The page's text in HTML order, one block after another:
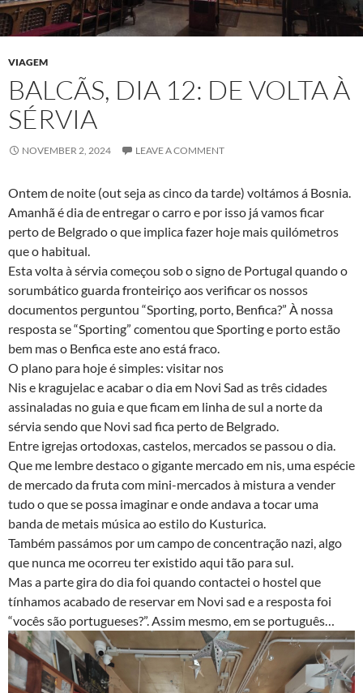
VIAGEM
BALCÃS, DIA 12: DE VOLTA À
SÉRVIA
NOVEMBER 2, 2024 LEAVE A COMMENT
Ontem de noite (out seja as cinco da tarde) voltámos á Bosnia.
Amanhã é dia de entregar o carro e por isso já vamos ficar
perto de Belgrado o que implica fazer hoje mais quilómetros
que o habitual.
Esta volta à sérvia começou sob o signo de Portugal quando o
sorumbático guarda fronteiriço aos verificar os nossos
documentos perguntou “Sporting, porto, Benfica?” À nossa
resposta se “Sporting” comentou que Sporting e porto estão
bem mas o Benfica este ano está fraco.
O plano para hoje é simples: visitar nos
Nis e kragujelac e acabar o dia em Novi Sad as três cidades
assinaladas no guia e que ficam em linha de sul a norte da
sérvia sendo que Novi sad fica perto de Belgrado.
Entre igrejas ortodoxas, castelos, mercados se passou o dia.
Que me lembre destaco o gigante mercado em nis, uma espécie
de mercado da fruta com mini-mercados à mistura a vender
tudo o que se possa imaginar e onde andava a tocar uma
banda de metais música ao estilo do Kusturica.
Também passámos por um campo de concentração nazi, algo
que nunca me ocorreu ter existido aqui tão para sul.
Mas a parte gira do dia foi quando contactei o hostel que
tínhamos acabado de reservar em Novi sad e a resposta foi
“vocês são portugueses?”. Assim mesmo, em se português…